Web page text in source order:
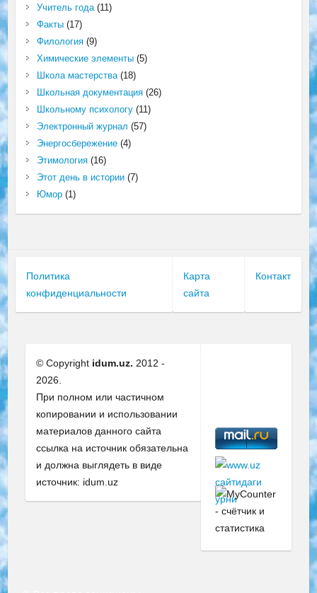
Учитель года(11)
Факты(17)
Филология(9)
Химические элементы(5)
Школа мастерства(18)
Школьная документация(26)
Школьному психологу(11)
Электронный журнал (57)
Энергосбережение(4)
Этимология(16)
Этот день в истории(7)
Юмор(1)
Политика
конфиденциальности
Карта
сайта
Контакт
© Copyright idum.uz. 2012 -
2026.
При полном или частичном
копировании и использовании
материалов данного сайта
ссылка на источник обязательна
и должна выглядеть в виде
источник: idum.uz